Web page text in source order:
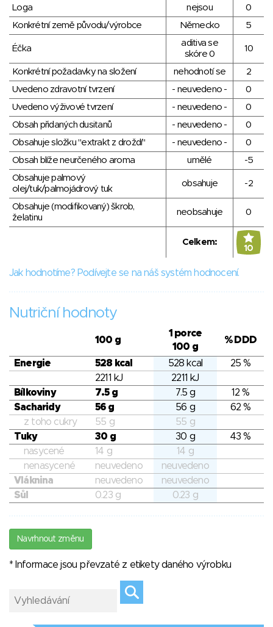
Loga
nejsou
0
Konkrétní země původu/výrobce
Německo 5
Éčka
aditiva se
skóre 0
10
Konkrétní požadavky na složení nehodnotí se
2
Uvedeno zdravotní tvrzení
- neuvedeno -
0
Uvedeno výživové tvrzení
- neuvedeno -
0
Obsah přidaných dusitanů
- neuvedeno -
0
Obsahuje složku "extrakt z droždí"
- neuvedeno -
0
Obsah blíže neurčeného aroma
umělé
-5
Obsahuje palmový
olej/tuk/palmojádrový tuk
obsahuje -2
Obsahuje (modifikovaný) škrob,
želatinu
neobsahuje 0
Celkem:
10
Jak hodnotíme? Podívejte se na náš systém hodnocení.
Nutriční hodnoty
100 g
1 porce
100 g
% DDD
Energie 528 kcal 528 kcal
25 %
2211 kJ
2211 kJ
Bílkoviny
7.5 g 7.5 g
12 %
Sacharidy
56 g 56 g
62 %
z toho cukry
55 g
55 g
Tuky
30 g 30 g
43 %
nasycené
14 g
14 g
nenasycené
neuvedeno
neuvedeno
Vláknina
neuvedeno
neuvedeno
Sůl
0.23 g 0.23 g
Navrhnout změnu
* Informace jsou převzaté z etikety daného výrobku